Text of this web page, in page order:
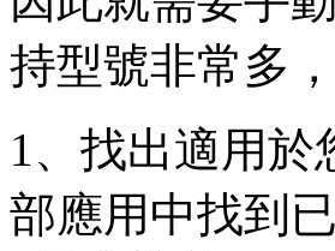
持型號非常多
1、找出適用
部應用中找到